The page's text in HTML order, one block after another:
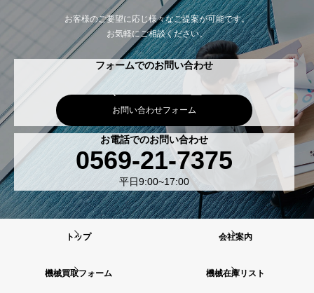
お客様のご要望に応じ様々なご提案が可能です。
お気軽にご相談ください。
フォームでのお問い合わせ
お問い合わせフォーム
お電話でのお問い合わせ
0569-21-7375
平日9:00~17:00
トップ 会社案内
機械買取フォーム 機械在庫リスト